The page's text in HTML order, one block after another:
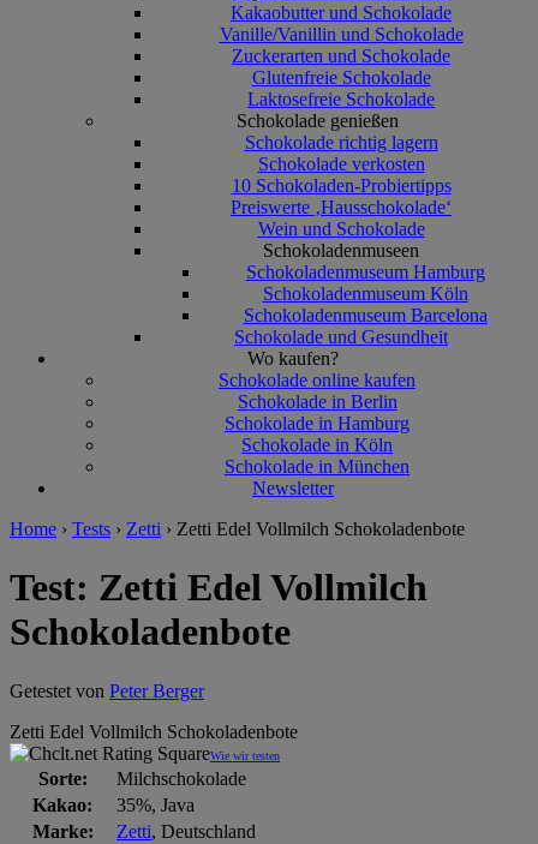
Kakaobutter und Schokolade
Vanille/Vanillin und Schokolade
Zuckerarten und Schokolade
Glutenfreie Schokolade
Laktosefreie Schokolade
Schokolade genießen
Schokolade richtig lagern
Schokolade verkosten
10 Schokoladen-Probiertipps
Preiswerte ‚Hausschokolade‘
Wein und Schokolade
Schokoladenmuseen
Schokoladenmuseum Hamburg
Schokoladenmuseum Köln
Schokoladenmuseum Barcelona
Schokolade und Gesundheit
Wo kaufen?
Schokolade online kaufen
Schokolade in Berlin
Schokolade in Hamburg
Schokolade in Köln
Schokolade in München
Newsletter
Home › Tests › Zetti › Zetti Edel Vollmilch Schokoladenbote
Test: Zetti Edel Vollmilch
Schokoladenbote
Getestet von Peter Berger
Zetti Edel Vollmilch Schokoladenbote
Wie wir testen
Sorte:
Milchschokolade
Kakao:
35%, Java
Marke:
Zetti, Deutschland